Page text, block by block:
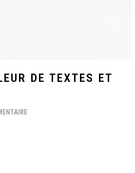
DE TEXTES ET